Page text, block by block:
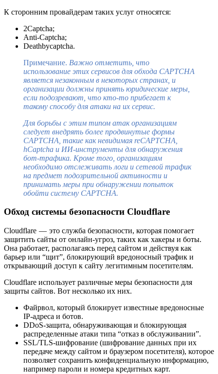
К сторонним провайдерам таких услуг относятся:
2Captcha;
Anti-Captcha;
Deathbycaptcha.
Примечание. Важно отметить, что
использование этих сервисов для обхода CAPTCHA
является незаконным в некоторых странах, и
организации должны принять юридические меры,
если подозревают, что кто-то прибегает к
такому способу для атаки на их сервис.
Для борьбы с этим типом атак организациям
следует внедрять более продвинутые формы
CAPTCHA, такие как невидимая reCAPTCHA,
hCaptcha и ИИ-инструменты для обнаружения
бот-трафика. Кроме того, организациям
необходимо отслеживать логи и сетевой трафик
на предмет подозрительной активности и
принимать меры при обнаружении попыток
обойти систему CAPTCHA.
Обход системы безопасности Cloudflare
Cloudflare — это служба безопасности, которая помогает
защитить сайты от онлайн-угроз, таких как хакеры и боты.
Она работает, располагаясь перед сайтом и действуя как
барьер или “щит”, блокирующий вредоносный трафик и
открывающий доступ к сайту легитимным посетителям.
Cloudflare использует различные меры безопасности для
защиты сайтов. Вот несколько их них.
Файрвол, который блокирует известные вредоносные
IP-адреса и ботов.
DDoS-защита, обнаруживающая и блокирующая
распределенные атаки типа “отказ в обслуживании”.
SSL/TLS-шифрование (шифрование данных при их
передаче между сайтом и браузером посетителя), которое
позволяет сохранить конфиденциальную информацию,
например пароли и номера кредитных карт.